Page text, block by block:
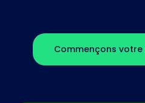
Commençons